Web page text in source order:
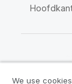
We use